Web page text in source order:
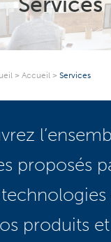
>Accueil >Services
proposés
produits